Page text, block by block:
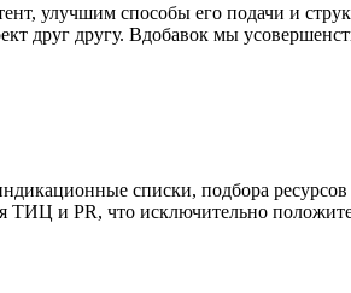
улучшим способы его подачи и
друг другу. Вдобавок мы
списки, подбора
и PR, что исключительно